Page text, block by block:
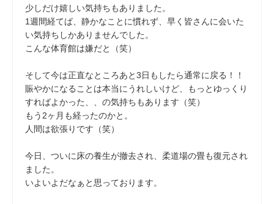
少しだけ嬉しい気持ちもありました。
1週間経てば、静かなことに慣れず、早く皆さんに会いた
い気持ちしかありませんでした。
こんな体育館は嫌だと（笑）
そして今は正直なところあと3日もしたら通常に戻る！！
賑やかになることは本当にうれしいけど、もっとゆっくり
すればよかった、、の気持ちもあります（笑）
もう2ヶ月も経ったのかと。
人間は欲張りです（笑）
今日、ついに床の養生が撤去され、柔道場の畳も復元され
ました。
いよいよだなぁと思っております。